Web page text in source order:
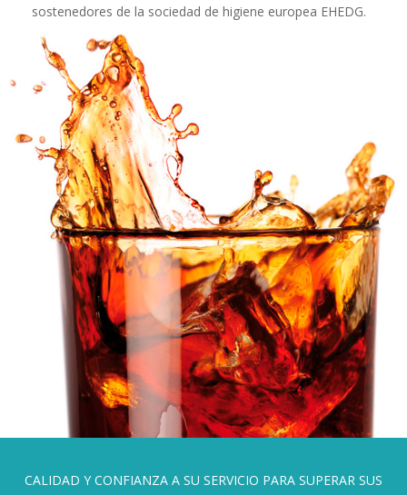
sostenedores de la sociedad de higiene europea EHEDG.
CALIDAD Y CONFIANZA A SU SERVICIO PARA SUPERAR SUS